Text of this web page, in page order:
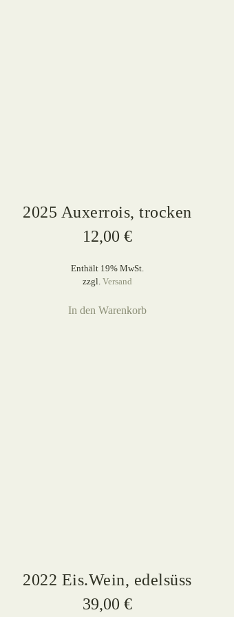
2025 Auxerrois, trocken
12,00 €
Enthält 19% MwSt.
zzgl. Versand
In den Warenkorb
2022 Eis.Wein, edelsüss
39,00 €